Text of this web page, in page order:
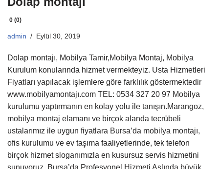
0 (0)
admin Eylül 30, 2019
Dolap montajı, Mobilya Tamir,Mobilya Montaj, Mobilya
Kurulum konularında hizmet vermekteyiz. Usta Hizmetleri
Fiyatları yapılacak işlemlere göre farklılık göstermektedir
www.mobilyamontajı.com TEL: 0534 327 20 97 Mobilya
kurulumu yaptırmanın en kolay yolu ile tanışın.Marangoz,
mobilya montaj elamanı ve birçok alanda tecrübeli
ustalarımız ile uygun fiyatlara Bursa’da mobilya montajı,
ofis kurulumu ve ev taşıma faaliyetlerinde, tek telefon
birçok hizmet sloganımızla en kusursuz servis hizmetini
sunuyoruz. Bursa’da Profesyonel Hizmeti Aslında büyük